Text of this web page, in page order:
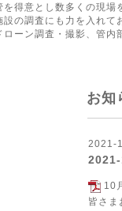
得意とし数多くの現場
の調査にも力を入れて
ーン調査・撮影、管内
お知
2021-
10
皆さま